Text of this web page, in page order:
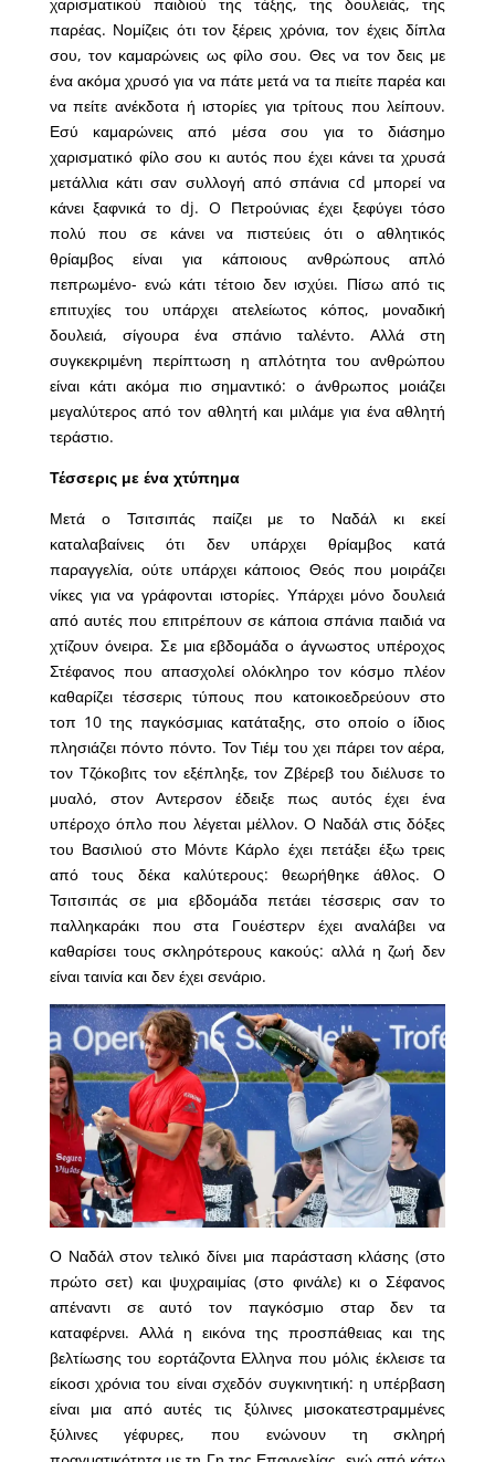
χαρισματικού παιδιού της τάξης, της δουλειάς, της
παρέας. Νομίζεις ότι τον ξέρεις χρόνια, τον έχεις δίπλα
σου, τον καμαρώνεις ως φίλο σου. Θες να τον δεις με
ένα ακόμα χρυσό για να πάτε μετά να τα πιείτε παρέα και
να πείτε ανέκδοτα ή ιστορίες για τρίτους που λείπουν.
Εσύ καμαρώνεις από μέσα σου για το διάσημο
χαρισματικό φίλο σου κι αυτός που έχει κάνει τα χρυσά
μετάλλια κάτι σαν συλλογή από σπάνια cd μπορεί να
κάνει ξαφνικά το dj. O Πετρούνιας έχει ξεφύγει τόσο
πολύ που σε κάνει να πιστεύεις ότι ο αθλητικός
θρίαμβος είναι για κάποιους ανθρώπους απλό
πεπρωμένο- ενώ κάτι τέτοιο δεν ισχύει. Πίσω από τις
επιτυχίες του υπάρχει ατελείωτος κόπος, μοναδική
δουλειά, σίγουρα ένα σπάνιο ταλέντο. Αλλά στη
συγκεκριμένη περίπτωση η απλότητα του ανθρώπου
είναι κάτι ακόμα πιο σημαντικό: ο άνθρωπος μοιάζει
μεγαλύτερος από τον αθλητή και μιλάμε για ένα αθλητή
τεράστιο.
Τέσσερις με ένα χτύπημα
Μετά ο Τσιτσιπάς παίζει με το Ναδάλ κι εκεί
καταλαβαίνεις ότι δεν υπάρχει θρίαμβος κατά
παραγγελία, ούτε υπάρχει κάποιος Θεός που μοιράζει
νίκες για να γράφονται ιστορίες. Υπάρχει μόνο δουλειά
από αυτές που επιτρέπουν σε κάποια σπάνια παιδιά να
χτίζουν όνειρα. Σε μια εβδομάδα ο άγνωστος υπέροχος
Στέφανος που απασχολεί ολόκληρο τον κόσμο πλέον
καθαρίζει τέσσερις τύπους που κατοικοεδρεύουν στο
τοπ 10 της παγκόσμιας κατάταξης, στο οποίο ο ίδιος
πλησιάζει πόντο πόντο. Τον Τιέμ του χει πάρει τον αέρα,
τον Τζόκοβιτς τον εξέπληξε, τον Ζβέρεβ του διέλυσε το
μυαλό, στον Αντερσον έδειξε πως αυτός έχει ένα
υπέροχο όπλο που λέγεται μέλλον. Ο Ναδάλ στις δόξες
του Βασιλιού στο Μόντε Κάρλο έχει πετάξει έξω τρεις
από τους δέκα καλύτερους: θεωρήθηκε άθλος. Ο
Τσιτσιπάς σε μια εβδομάδα πετάει τέσσερις σαν το
παλληκαράκι που στα Γουέστερν έχει αναλάβει να
καθαρίσει τους σκληρότερους κακούς: αλλά η ζωή δεν
είναι ταινία και δεν έχει σενάριο.
Ο Ναδάλ στον τελικό δίνει μια παράσταση κλάσης (στο
πρώτο σετ) και ψυχραιμίας (στο φινάλε) κι ο Σέφανος
απέναντι σε αυτό τον παγκόσμιο σταρ δεν τα
καταφέρνει. Αλλά η εικόνα της προσπάθειας και της
βελτίωσης του εορτάζοντα Ελληνα που μόλις έκλεισε τα
είκοσι χρόνια του είναι σχεδόν συγκινητική: η υπέρβαση
είναι μια από αυτές τις ξύλινες μισοκατεστραμμένες
ξύλινες γέφυρες, που ενώνουν τη σκληρή